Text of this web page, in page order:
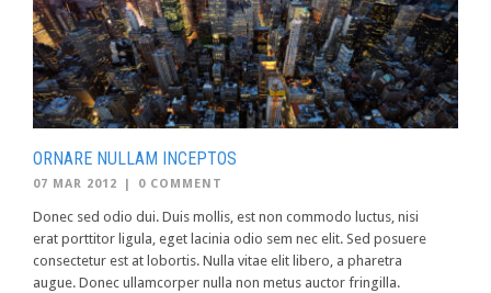
ORNARE NULLAM INCEPTOS
07 MAR 2012 0 COMMENT
Donec sed odio dui. Duis mollis, est non commodo luctus, nisi
erat porttitor ligula, eget lacinia odio sem nec elit. Sed posuere
consectetur est at lobortis. Nulla vitae elit libero, a pharetra
augue. Donec ullamcorper nulla non metus auctor fringilla.